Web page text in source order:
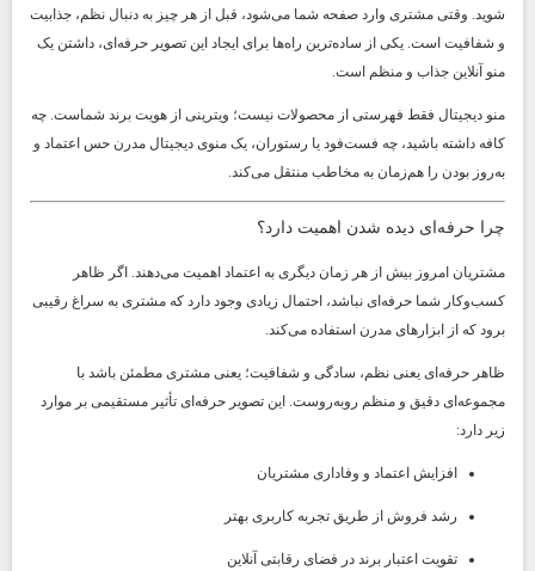
شوید. وقتی مشتری وارد صفحه شما می‌شود، قبل از هر چیز به دنبال نظم، جذابیت
و شفافیت است. یکی از ساده‌ترین راه‌ها برای ایجاد این تصویر حرفه‌ای، داشتن یک
منو آنلاین جذاب و منظم است.
منو دیجیتال فقط فهرستی از محصولات نیست؛ ویترینی از هویت برند شماست. چه
کافه داشته باشید، چه فست‌فود یا رستوران، یک منوی دیجیتال مدرن حس اعتماد و
به‌روز بودن را هم‌زمان به مخاطب منتقل می‌کند.
چرا حرفه‌ای دیده شدن اهمیت دارد؟
مشتریان امروز بیش از هر زمان دیگری به اعتماد اهمیت می‌دهند. اگر ظاهر
کسب‌وکار شما حرفه‌ای نباشد، احتمال زیادی وجود دارد که مشتری به سراغ رقیبی
برود که از ابزارهای مدرن استفاده می‌کند.
ظاهر حرفه‌ای یعنی نظم، سادگی و شفافیت؛ یعنی مشتری مطمئن باشد با
مجموعه‌ای دقیق و منظم روبه‌روست. این تصویر حرفه‌ای تأثیر مستقیمی بر موارد
زیر دارد:
افزایش اعتماد و وفاداری مشتریان
رشد فروش از طریق تجربه کاربری بهتر
تقویت اعتبار برند در فضای رقابتی آنلاین